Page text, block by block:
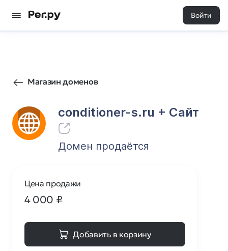
Войти
Магазин доменов
conditioner-s.ru + Cайт
124 0
Домен продаётся
Цена продажи
4 000 ₽
Добавить в корзину